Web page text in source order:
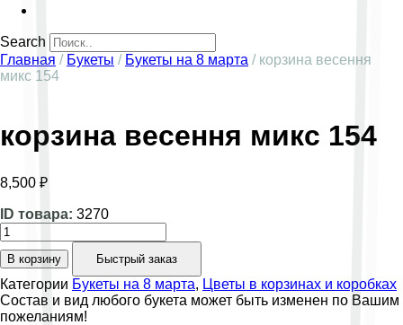
Search
Главная / Букеты / Букеты на 8 марта / корзина весення
микс 154
корзина весення микс 154
8,500 ₽
ID товара: 3270
Количество
товара
корзина
весення
микс
154
В корзину Быстрый заказ
Категории Букеты на 8 марта, Цветы в корзинах и коробках
Состав и вид любого букета может быть изменен по Вашим
пожеланиям!